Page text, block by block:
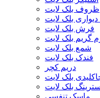
ظروف بلک لایت
بلک لایت
فرش بلک لایت
گریم بلک لایت
شمع بلک لایت
فندک بلک لایت
دریم کچر
بلک لایت
استرینگ بلک لایت